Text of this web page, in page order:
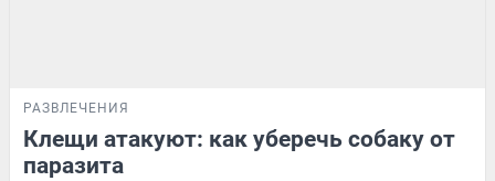
РАЗВЛЕЧЕНИЯ
Клещи атакуют: как уберечь собаку от
паразита